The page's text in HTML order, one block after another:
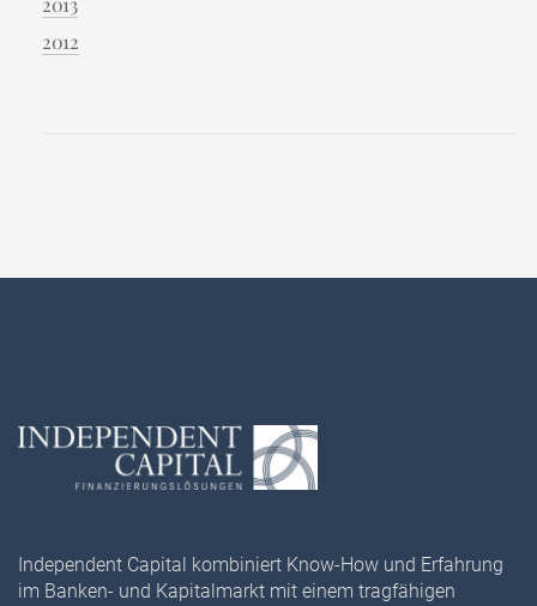
2012
Independent Capital kombiniert Know-How und Erfahrung
im Banken- und Kapitalmarkt mit einem tragfähigen